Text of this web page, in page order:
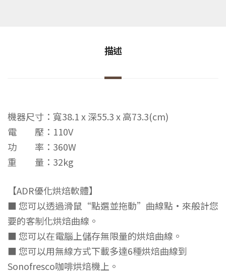
描述
機器尺寸：寬38.1 x 深55.3 x 高73.3(cm)
電 壓：110V
功 率：360W
重 量：32kg
【ADR優化烘焙軟體】
■ 您可以透過滑鼠“點選並拖動”曲線點·來般計您
要的客制化烘焙曲線。
■ 您可以在電腦上儲存無限量的烘焙曲線。
■ 您可以用無線方式下載多達6種烘焙曲線到
Sonofresco咖啡烘焙機上。